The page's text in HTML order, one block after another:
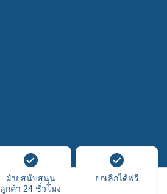
ฝ่ายสนับสนุน
ลูกค้า 24 ชั่วโมง
ยกเลิกได้ฟรี